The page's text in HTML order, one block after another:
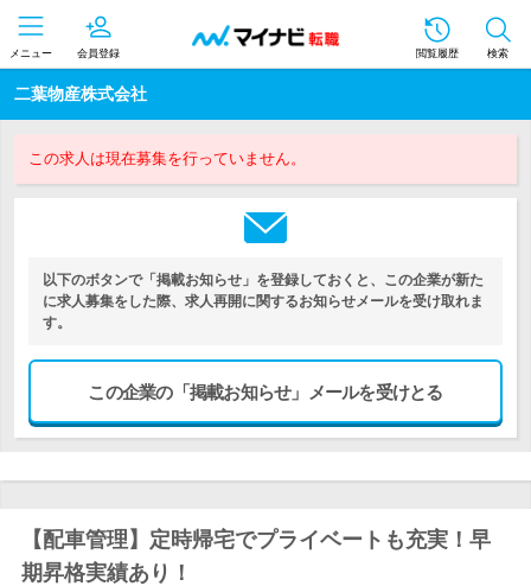
メニュー 会員登録 閲覧履歴 検索
二葉物産株式会社
この求人は現在募集を行っていません。
以下のボタンで「掲載お知らせ」を登録しておくと、この企業が新た
に求人募集をした際、求人再開に関するお知らせメールを受け取れま
す。
この企業の「掲載お知らせ」メールを受けとる
【配車管理】定時帰宅でプライベートも充実！早
期昇格実績あり！